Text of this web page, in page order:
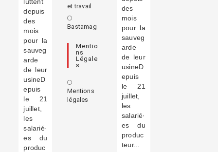
depuis
des
mois
pour la
sauveg
arde
de leur
usineD
epuis
le 21
juillet,
les
salarié·
es du
produc
et travail
Bastamag
Mentio
Ns
Légale
S
Mentions
légales
des
mois
pour la
sauveg
arde
de leur
usineD
epuis
le 21
juillet,
les
salarié·
es du
produc
teur...